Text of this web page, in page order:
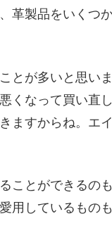
革製品をいくつ
とが多いと思い
くなって買い直
ますからね。エ
ことができるの
用しているもの